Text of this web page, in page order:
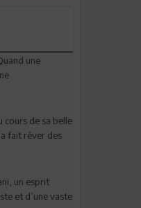
une
cours de sa belle
fait rêver des
un esprit
et d’une vaste